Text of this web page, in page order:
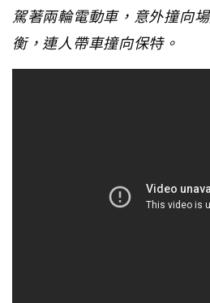
駕著兩輪電動車，意外撞向
衡，連人帶車撞向保特。